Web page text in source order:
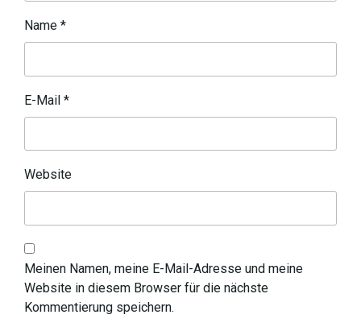
Name *
E-Mail *
Website
Meinen Namen, meine E-Mail-Adresse und meine
Website in diesem Browser für die nächste
Kommentierung speichern.